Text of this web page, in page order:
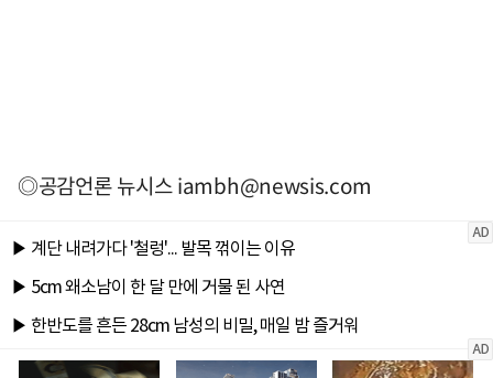
◎공감언론 뉴시스iambh@newsis.com